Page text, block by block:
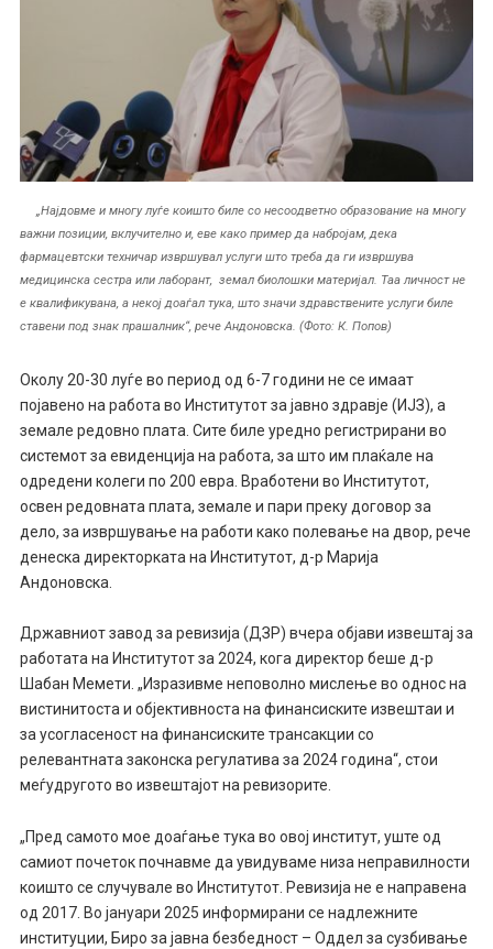
„Најдовме и многу луѓе коишто биле со несоодветно образование на многу
важни позиции, вклучително и, еве како пример да набројам, дека
фармацевтски техничар извршувал услуги што треба да ги извршува
медицинска сестра или лаборант, земал биолошки материјал. Таа личност не
е квалификувана, а некој доаѓал тука, што значи здравствените услуги биле
ставени под знак прашалник“, рече Андоновска. (Фото: К. Попов)
Околу 20-30 луѓе во период од 6-7 години не се имаат
појавено на работа во Институтот за јавно здравје (ИЈЗ), а
земале редовно плата. Сите биле уредно регистрирани во
системот за евиденција на работа, за што им плаќале на
одредени колеги по 200 евра. Вработени во Институтот,
освен редовната плата, земале и пари преку договор за
дело, за извршување на работи како полевање на двор, рече
денеска директорката на Институтот, д-р Марија
Андоновска.
Државниот завод за ревизија (ДЗР) вчера објави извештај за
работата на Институтот за 2024, кога директор беше д-р
Шабан Мемети. „Изразивме неповолно мислење во однос на
вистинитоста и објективноста на финансиските извештаи и
за усогласеност на финансиските трансакции со
релевантната законска регулатива за 2024 година“, стои
меѓудругото во извештајот на ревизорите.
„Пред самото мое доаѓање тука во овој институт, уште од
самиот почеток почнавме да увидуваме низа неправилности
коишто се случувале во Институтот. Ревизија не е направена
од 2017. Во јануари 2025 информирани се надлежните
институции, Биро за јавна безбедност – Оддел за сузбивање